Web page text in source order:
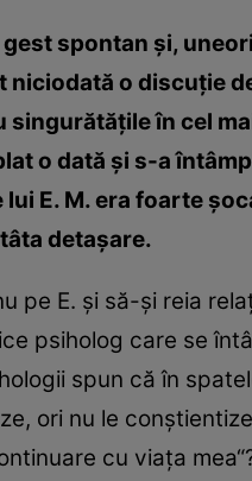
spontan şi,
niciodată o discuţie
singurătăţile în cel
o dată şi s-a
E. M. era foarte
detaşare.
pe E. şi să-şi reia
psiholog care se
spun că în
ori nu le
cu viaţa